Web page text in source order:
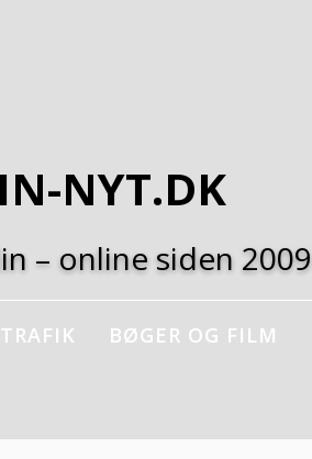
NYT.DK
– online siden 2009
BØGER OG FILM